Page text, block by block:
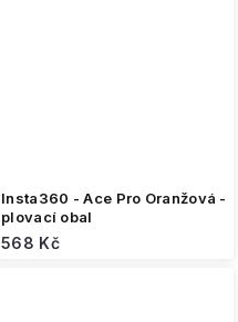
Insta360 - Ace Pro Oranžová -
plovací obal
568 Kč